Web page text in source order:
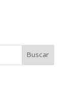
Buscar